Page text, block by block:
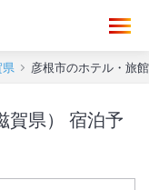
彦根市のホテル・旅
宿泊予